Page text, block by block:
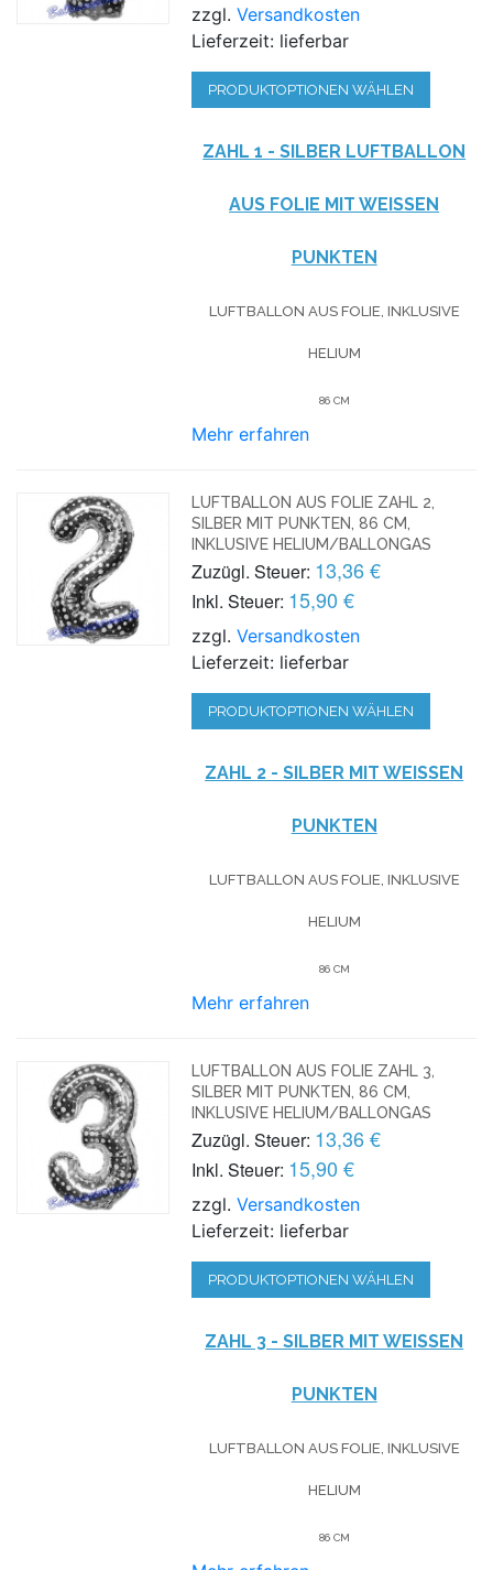
zzgl.Versandkosten
Lieferzeit: lieferbar
PRODUKTOPTIONEN WÄHLEN
ZAHL 1 - SILBER LUFTBALLON
AUS FOLIE MIT WEISSEN P
UNKTEN
LUFTBALLON AUS FOLIE, INKLUSIVE
HELIUM
86 CM
Mehr erfahren
LUFTBALLON AUS FOLIE ZAHL 2,
SILBER MIT PUNKTEN, 86 CM,
INKLUSIVE HELIUM/BALLONGAS
Zuzügl. Steuer: 13,36 €
Inkl. Steuer: 15,90 €
zzgl.Versandkosten
Lieferzeit: lieferbar
PRODUKTOPTIONEN WÄHLEN
ZAHL 2 - SILBER MIT WEISSEN P
UNKTEN
LUFTBALLON AUS FOLIE, INKLUSIVE
HELIUM
86 CM
Mehr erfahren
LUFTBALLON AUS FOLIE ZAHL 3,
SILBER MIT PUNKTEN, 86 CM,
INKLUSIVE HELIUM/BALLONGAS
Zuzügl. Steuer: 13,36 €
Inkl. Steuer: 15,90 €
zzgl.Versandkosten
Lieferzeit: lieferbar
PRODUKTOPTIONEN WÄHLEN
ZAHL 3 - SILBER MIT WEISSEN P
UNKTEN
LUFTBALLON AUS FOLIE, INKLUSIVE
HELIUM
86 CM